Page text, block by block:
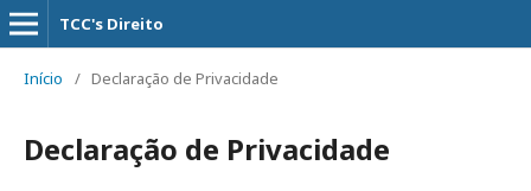
TCC's Direito
Início / Declaração de Privacidade
Declaração de Privacidade